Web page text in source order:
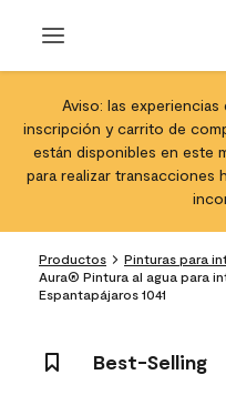
Aviso: las
inscripción y carrito de
están disponibles en este
para realizar transacciones
Productos
Pinturas para
Aura® Pintura al agua para
Espantapájaros 1041
Best-Selling